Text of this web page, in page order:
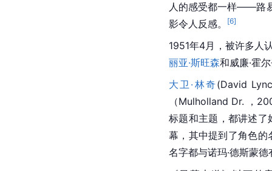
人的感受都一样——路
影令人反感。
[6]
1951年4月，被许多
丽亚·斯旺森和威廉·霍
大卫·林奇(David
（Mulholland Dr. ，
标题和主题，都讲述
幕，其中提到了角色
名字都与诺玛·德斯蒙德